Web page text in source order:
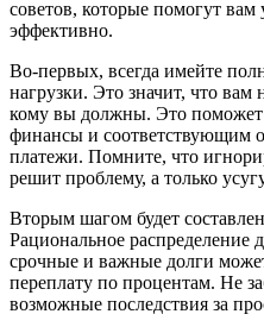
советов, которые помогут
эффективно.
Во-первых, всегда имейте
нагрузки. Это значит, что вам
кому вы должны. Это поможет
финансы и соответствующим
платежи. Помните, что
решит проблему, а только
Вторым шагом будет
Рациональное распределение
срочные и важные долги
переплату по процентам. Не
возможные последствия за